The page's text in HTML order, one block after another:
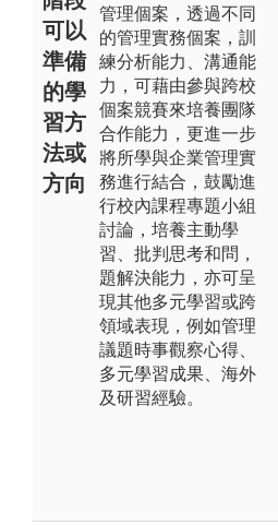
可以
準備
的學
習方
法或
方向
管理個案，透過不同
的管理實務個案，訓
練分析能力、溝通能
力，可藉由參與跨校
個案競賽來培養團隊
合作能力，更進一步
將所學與企業管理實
務進行結合，鼓勵進
行校內課程專題小組
討論，培養主動學
習、批判思考和問，
題解決能力，亦可呈
現其他多元學習或跨
領域表現，例如管理
議題時事觀察心得、
多元學習成果、海外
及研習經驗。